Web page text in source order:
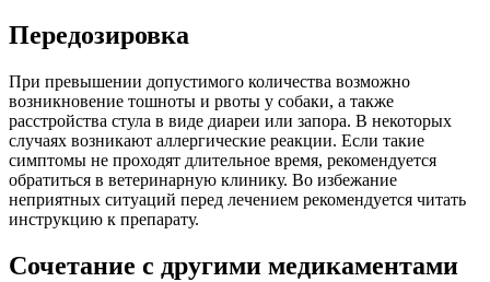
Передозировка
При превышении допустимого количества возможно
возникновение тошноты и рвоты у собаки, а также
расстройства стула в виде диареи или запора. В некоторых
случаях возникают аллергические реакции. Если такие
симптомы не проходят длительное время, рекомендуется
обратиться в ветеринарную клинику. Во избежание
неприятных ситуаций перед лечением рекомендуется читать
инструкцию к препарату.
Сочетание с другими медикаментами